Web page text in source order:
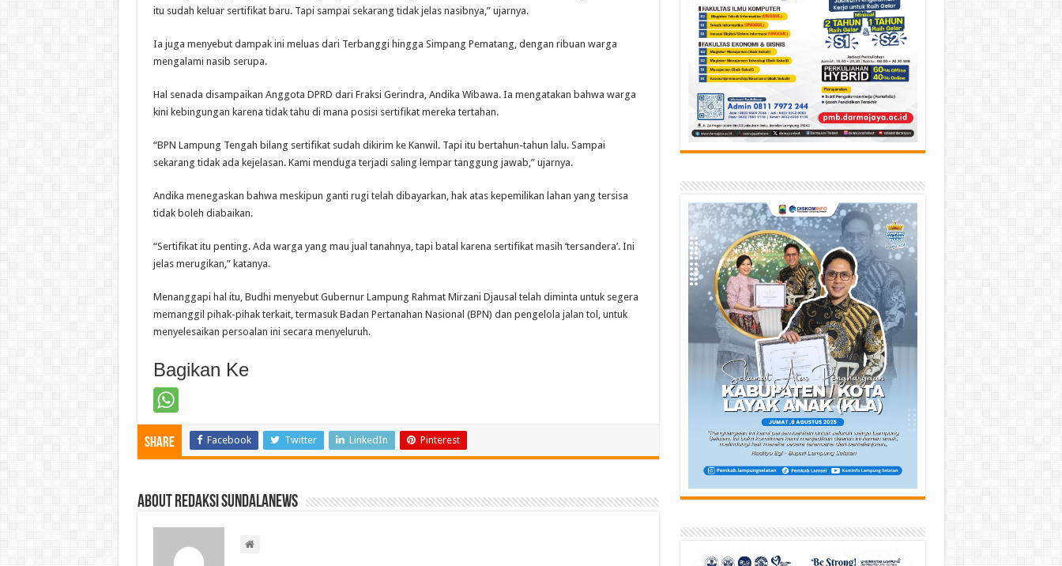
itu sudah keluar sertifikat baru. Tapi sampai sekarang tidak jelas nasibnya,” ujarnya.
Ia juga menyebut dampak ini meluas dari Terbanggi hingga Simpang Pematang, dengan ribuan warga
mengalami nasib serupa.
Hal senada disampaikan Anggota DPRD dari Fraksi Gerindra, Andika Wibawa. Ia mengatakan bahwa warga
kini kebingungan karena tidak tahu di mana posisi sertifikat mereka tertahan.
“BPN Lampung Tengah bilang sertifikat sudah dikirim ke Kanwil. Tapi itu bertahun-tahun lalu. Sampai
sekarang tidak ada kejelasan. Kami menduga terjadi saling lempar tanggung jawab,” ujarnya.
Andika menegaskan bahwa meskipun ganti rugi telah dibayarkan, hak atas kepemilikan lahan yang tersisa
tidak boleh diabaikan.
“Sertifikat itu penting. Ada warga yang mau jual tanahnya, tapi batal karena sertifikat masih ‘tersandera’. Ini
jelas merugikan,” katanya.
Menanggapi hal itu, Budhi menyebut Gubernur Lampung Rahmat Mirzani Djausal telah diminta untuk segera
memanggil pihak-pihak terkait, termasuk Badan Pertanahan Nasional (BPN) dan pengelola jalan tol, untuk
menyelesaikan persoalan ini secara menyeluruh.
Bagikan Ke
Share Facebook Twitter LinkedIn Pinterest
About Redaksi Sundalanews